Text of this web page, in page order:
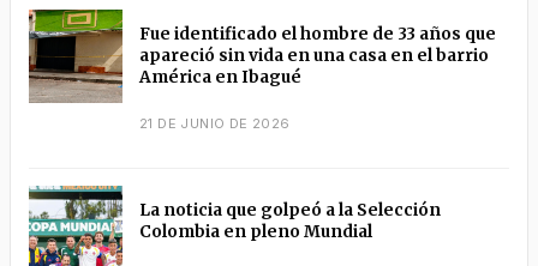
Fue identificado el hombre de 33 años que
apareció sin vida en una casa en el barrio
América en Ibagué
21 DE JUNIO DE 2026
La noticia que golpeó a la Selección
Colombia en pleno Mundial